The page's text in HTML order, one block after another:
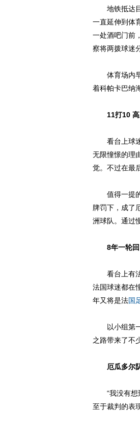
地铁抵达目
一直延伸到体
一处酒吧门前
察将两拨球迷
体育场内早
着科帕卡巴纳
11打10
看台上球迷
无限憧憬的理
觉。不过在最
值得一提的
牌罚下，成了
洲球队。通过
8年一轮
看台上有法
法国球迷都在
年又将是法国
以小组第一
之路带来了不
厄瓜多尔
“我没有想到
至于裁判的表